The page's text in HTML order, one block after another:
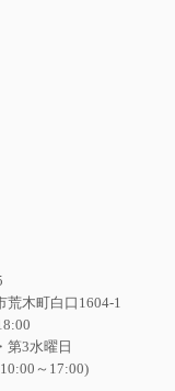
荒木町白口1604-1
第3水曜日
～17:00)